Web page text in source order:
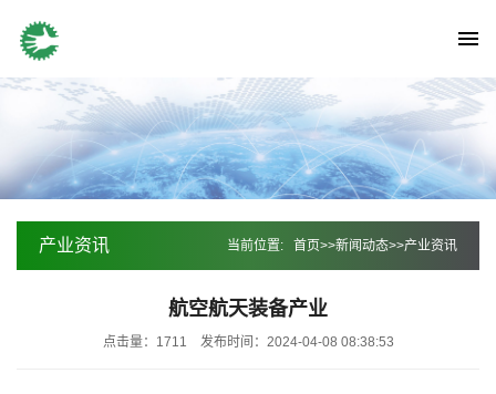
产业资讯 当前位置: 首页>>新闻动态>>产业资讯
航空航天装备产业
点击量：1711 发布时间：2024-04-08 08:38:53